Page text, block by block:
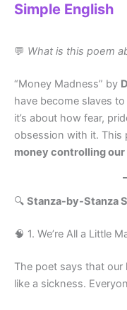
Simple English
💬 What is this poem
“Money Madness” by
have become slaves
it’s about how fear,
obsession with it. This
money controlling
🔍 Stanza-by-Stanza
🧠 1. We’re All a Little
The poet says that
like a sickness.